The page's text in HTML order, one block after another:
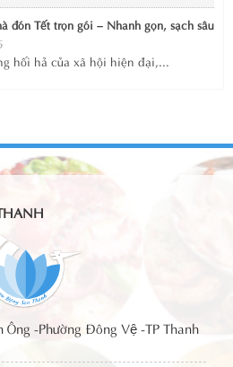
đón Tết trọn gói – Nhanh gọn, sạch sâu
hối hả của xã hội hiện đại,...
-Phường Đông Vệ -TP Thanh